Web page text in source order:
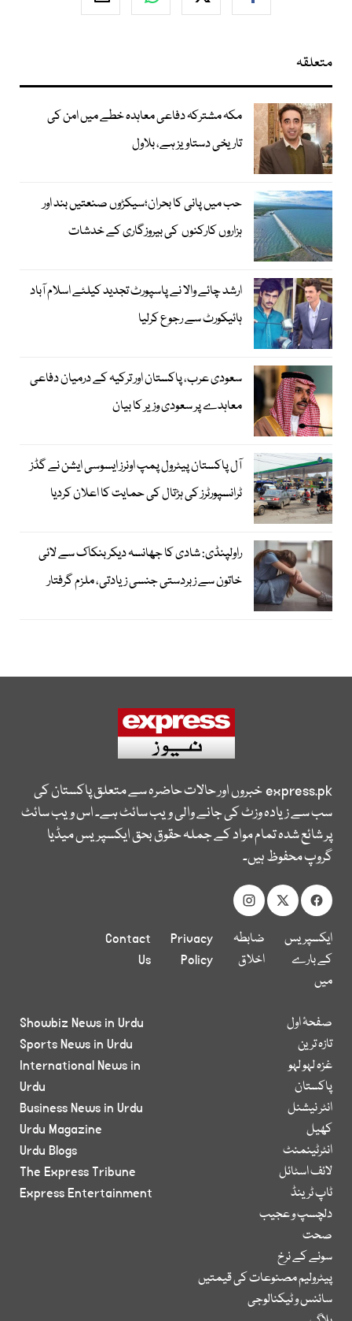
متعلقہ
مکہ مشترکہ دفاعی معاہدہ خطے میں امن کی
تاریخی دستاویز ہے، بلاول
حب میں پانی کا بحران؛سیکڑوں صنعتیں بند اور
ہزاروں کارکنوں کی بیروزگاری کے خدشات
ارشد چائے والا نے پاسپورٹ تجدید کیلئے اسلام آباد
ہائیکورٹ سے رجوع کرلیا
سعودی عرب، پاکستان اور ترکیہ کے درمیان دفاعی
معاہدے پر سعودی وزیر کا بیان
آل پاکستان پیٹرول پمپ اونرز ایسوسی ایشن نے گڈز
ٹرانسپورٹرز کی ہڑتال کی حمایت کا اعلان کردیا
راولپنڈی: شادی کا جھانسہ دیکر بنکاک سے لائی
خاتون سے زبردستی جنسی زیادتی، ملزم گرفتار
express.pkخبروں اور حالات حاضرہ سے متعلق پاکستان کی
سب سے زیادہ وزٹ کی جانے والی ویب سائٹ ہے۔ اس ویب سائٹ
پر شائع شدہ تمام مواد کے جملہ حقوق بحق ایکسپریس میڈیا
گروپ محفوظ ہیں۔
ایکسپریس
کے بارے
میں
ضابطہ
اخلاق
Privacy
Policy
Contact
Us
صفحۂ اول
تازہ ترین
غزہ لہو لہو
پاکستان
انٹر نیشنل
کھیل
انٹرٹینمنٹ
لائف اسٹائل
ٹاپ ٹرینڈ
دلچسپ و عجیب
صحت
سونے کے نرخ
پیٹرولیم مصنوعات کی قیمتیں
سائنس و ٹیکنالوجی
Showbiz News in Urdu
Sports News in Urdu
International News in
Urdu
Business News in Urdu
Urdu Magazine
Urdu Blogs
The Express Tribune
Express Entertainment